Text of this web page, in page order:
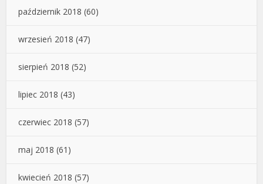
październik 2018 (60)
wrzesień 2018 (47)
sierpień 2018 (52)
lipiec 2018 (43)
czerwiec 2018 (57)
maj 2018 (61)
kwiecień 2018 (57)